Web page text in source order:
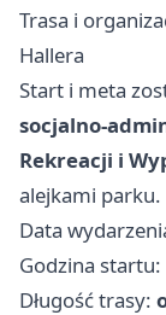
Trasa i
Hallera
Start i meta
socjalno-
Rekreacji i
alejkami
Data
Godzina startu:
Długość trasy: